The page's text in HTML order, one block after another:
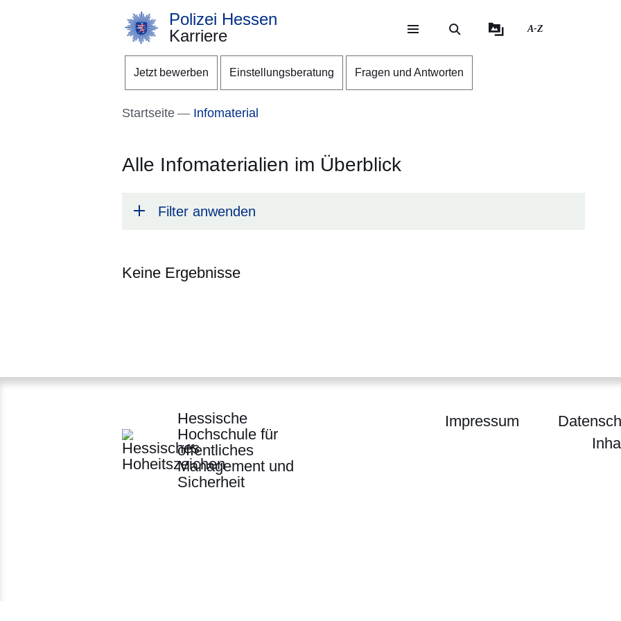
Direkt zum Kopf der Seite
Direkt zum Inhalt
Direkt zum Fuß der Seite
Polizei Hessen
Karriere
A-Z
Jetzt bewerben Einstellungsberatung Fragen und Antworten
Startseite Infomaterial
Alle Infomaterialien im Überblick
Filter anwenden
Keine Ergebnisse
Hessische
Hochschule für
öffentliches
Management und
Sicherheit
Impressum